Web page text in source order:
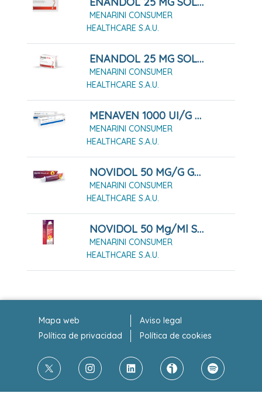
MENARINI CONSUMER
HEALTHCARE S.A.U.
ENANDOL 25 MG SOLUCIÓN ORAL EN SOBRES - 16 SOBRES
MENARINI CONSUMER
HEALTHCARE S.A.U.
MENAVEN 1000 UI/G GEL CUTÁNEO TUBO 60 G
MENARINI CONSUMER
HEALTHCARE S.A.U.
NOVIDOL 50 MG/G GEL, TUBO DE 60 G
MENARINI CONSUMER
HEALTHCARE S.A.U.
NOVIDOL 50 Mg/ml Solución Para Pulverización Cutánea
MENARINI CONSUMER
HEALTHCARE S.A.U.
Mapa web
Aviso legal
Política de privacidad
Política de cookies